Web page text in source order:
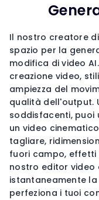
Il nostro creatore
spazio per la
modifica di video
creazione video,
ampiezza del
qualità dell'output.
soddisfacenti, puoi
un video
tagliare,
fuori campo, effetti
nostro editor video
istantaneamente
perfeziona i tuoi